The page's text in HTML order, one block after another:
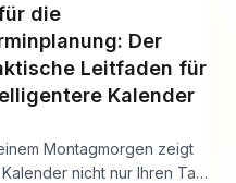
die
Der
Leitfaden für
Kalender
Montagmorgen zeigt
nicht nur Ihren Tag